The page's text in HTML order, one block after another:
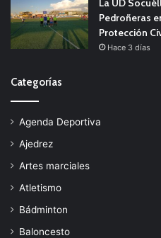
La UD
Pedroñeras
Protección
Hace 3 días
Categorías
Agenda Deportiva
Ajedrez
Artes marciales
Atletismo
Bádminton
Baloncesto